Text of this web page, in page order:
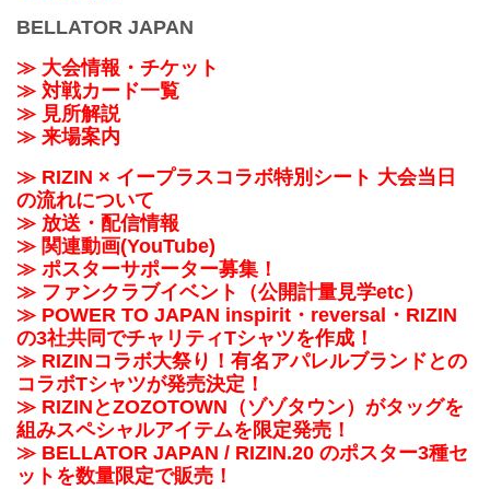
BELLATOR JAPAN
≫ 大会情報・チケット
≫ 対戦カード一覧
≫ 見所解説
≫ 来場案内
≫ RIZIN × イープラスコラボ特別シート 大会当日
の流れについて
≫ 放送・配信情報
≫ 関連動画(YouTube)
≫ ポスターサポーター募集！
≫ ファンクラブイベント（公開計量見学etc）
≫ POWER TO JAPAN inspirit・reversal・RIZIN
の3社共同でチャリティTシャツを作成！
≫ RIZINコラボ大祭り！有名アパレルブランドとの
コラボTシャツが発売決定！
≫ RIZINとZOZOTOWN（ゾゾタウン）がタッグを
組みスペシャルアイテムを限定発売！
≫ BELLATOR JAPAN / RIZIN.20 のポスター3種セ
ットを数量限定で販売！